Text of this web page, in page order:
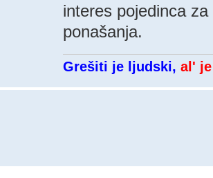
interes pojedinca
ponašanja.
Grešiti je ljudski, al'